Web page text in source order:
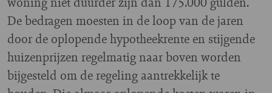
De bedragen moesten in de loop van de jaren
door de oplopende hypotheekrente en stijgende
huizenprijzen regelmatig naar boven worden
bijgesteld om de regeling aantrekkelijk te